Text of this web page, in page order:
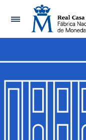
Mostrar/Ocultar
Mostrar/Ocultar